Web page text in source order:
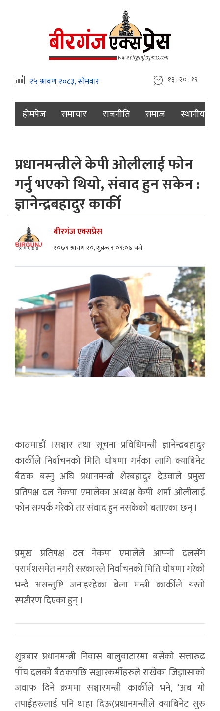
१३ : २० : २०
होमपेज समाचार राजनीति समाज स्थानीय
प्रधानमन्त्रीले केपी ओलीलाई फोन
गर्नु भएको थियो, संवाद हुन सकेन :
ज्ञानेन्द्रबहादुर कार्की
बीरगंज एक्सप्रेस
२०७९ श्रावण २०, शुक्रबार ०९:०७ बजे
काठमाडौं ।सञ्चार तथा सूचना प्रविधिमन्त्री ज्ञानेन्द्रबहादुर
कार्कीले निर्वाचनको मिति घोषणा गर्नका लागि क्याबिनेट
बैठक बस्नु अघि प्रधानमन्त्री शेरबहादुर देउवाले प्रमुख
प्रतिपक्ष दल नेकपा एमालेका अध्यक्ष केपी शर्मा ओलीलाई
फोन सम्पर्क गरेको तर संवाद हुन नसकेको बताएका छन् ।
प्रमुख प्रतिपक्ष दल नेकपा एमालेले आफ्नो दलसँग
परार्मशसमेत नगरी सरकारले निर्वाचनको मिति घोषणा गरेको
भन्दै असन्तुष्टि जनाइरहेका बेला मन्त्री कार्कीले यस्तो
स्पष्टीरण दिएका हुन् ।
शुत्रबार प्रधानमन्त्री निवास बालुवाटारमा बसेको सत्तारुढ
पाँच दलको बैठकपछि सञ्चारकर्मीहरुले राखेका जिज्ञासाको
जवाफ दिने क्रममा सञ्चारमन्त्री कार्कीले भने, ‘अब यो
तपाईहरुलाई पनि थाहा दिऊ(प्रधानमन्त्रीले क्याबिनेट सुरु